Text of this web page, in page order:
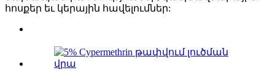
հոսքեր եւ կերային հավելումներ: